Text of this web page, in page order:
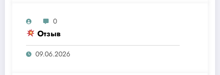
0
Отзыв
09.06.2026